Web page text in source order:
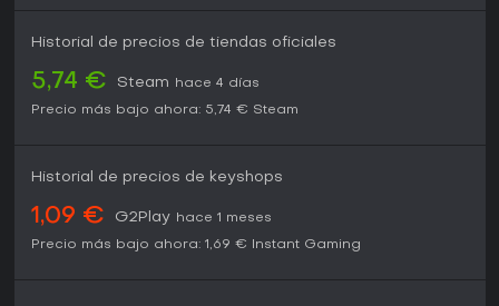
Historial de precios de tiendas oficiales
5,74 € Steam
hace 4 días
Precio más bajo ahora: 5,74 € Steam
Historial de precios de keyshops
1,09 € G2Play hace 1 meses
Precio más bajo ahora: 1,69 € Instant Gaming